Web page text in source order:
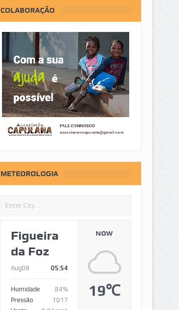
COLABORAÇÃO
METEOROLOGIA
Figueira
da Foz
Aug08 05:54
Humidade
84%
Pressão
1017
NOW
19℃